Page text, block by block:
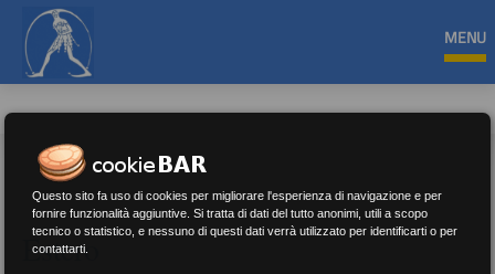
MENU
Estero
Questo sito fa uso di cookies per migliorare l'esperienza di navigazione e per
fornire funzionalità aggiuntive. Si tratta di dati del tutto anonimi, utili a scopo
tecnico o statistico, e nessuno di questi dati verrà utilizzato per identificarti o per
contattarti.